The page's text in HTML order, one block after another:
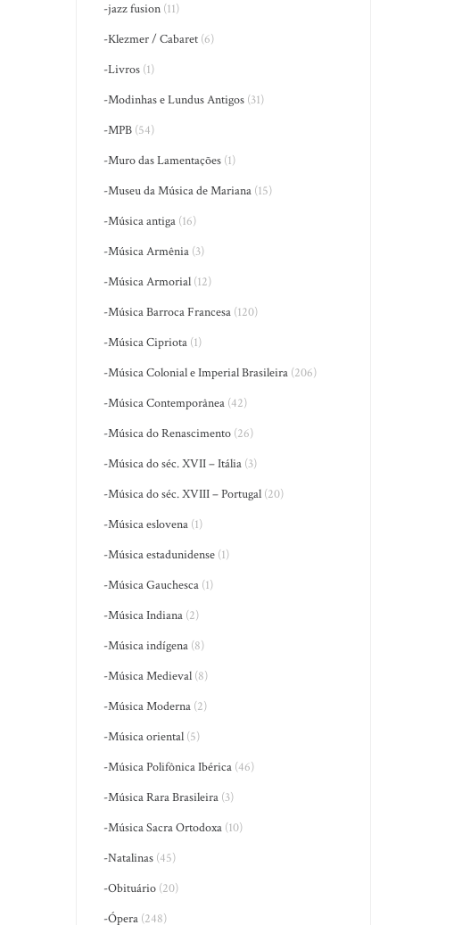
-jazz fusion (11)
-Klezmer / Cabaret (6)
-Livros (1)
-Modinhas e Lundus Antigos (31)
-MPB (54)
-Muro das Lamentações (1)
-Museu da Música de Mariana (15)
-Música antiga (16)
-Música Armênia (3)
-Música Armorial (12)
-Música Barroca Francesa (120)
-Música Cipriota (1)
-Música Colonial e Imperial Brasileira (206)
-Música Contemporânea (42)
-Música do Renascimento (26)
-Música do séc. XVII – Itália (3)
-Música do séc. XVIII – Portugal (20)
-Música eslovena (1)
-Música estadunidense (1)
-Música Gauchesca (1)
-Música Indiana (2)
-Música indígena (8)
-Música Medieval (8)
-Música Moderna (2)
-Música oriental (5)
-Música Polifônica Ibérica (46)
-Música Rara Brasileira (3)
-Música Sacra Ortodoxa (10)
-Natalinas (45)
-Obituário (20)
-Ópera (248)